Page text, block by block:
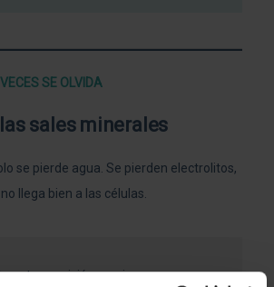
SE OLVIDA
sales minerales
se pierde agua. Se pierden electrolitos,
llega bien a las células.
y transmisión nerviosa